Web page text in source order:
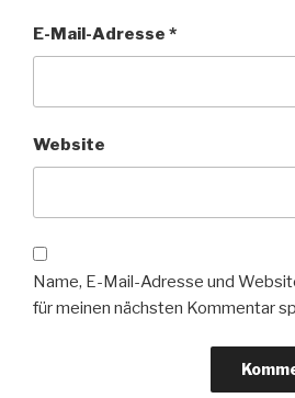
E-Mail-Adresse *
Website
Name, E-Mail-Adresse und
für meinen nächsten Kommentar